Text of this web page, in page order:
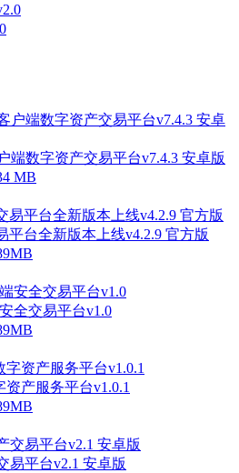
端数字资产交易平台v7.4.3 安卓版
MB
平台全新版本上线v4.2.9 官方版
全交易平台v1.0
产服务平台v1.0.1
易平台v2.1 安卓版